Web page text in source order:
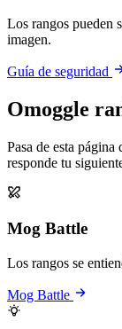
Los rangos pueden
imagen.
Guía de seguridad
Omoggle
Pasa de esta
responde tu
Mog Battle
Los rangos se
Mog Battle